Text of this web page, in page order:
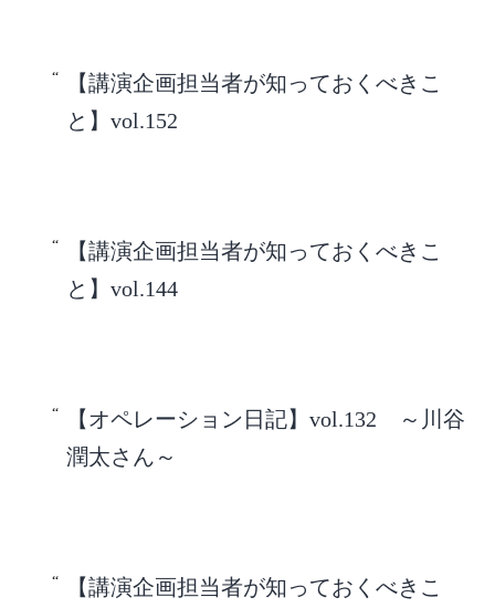
【講演企画担当者が知っておくべきこ
と】vol.152
【講演企画担当者が知っておくべきこ
と】vol.144
【オペレーション日記】vol.132 ～川谷
潤太さん～
【講演企画担当者が知っておくべきこ